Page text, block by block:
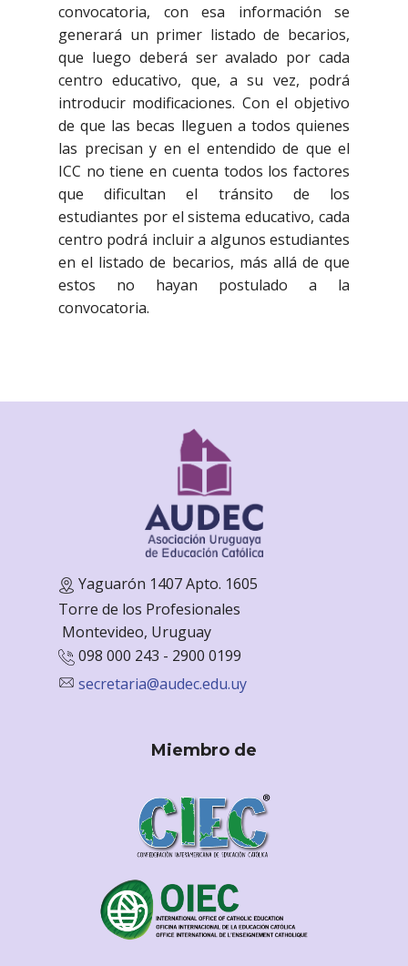
convocatoria, con esa información se
generará un primer listado de becarios,
que luego deberá ser avalado por cada
centro educativo, que, a su vez, podrá
introducir modificaciones. Con el objetivo
de que las becas lleguen a todos quienes
las precisan y en el entendido de que el
ICC no tiene en cuenta todos los factores
que dificultan el tránsito de los
estudiantes por el sistema educativo, cada
centro podrá incluir a algunos estudiantes
en el listado de becarios, más allá de que
estos no hayan postulado a la
convocatoria.
Yaguarón 1407 Apto. 1605
Torre de los Profesionales
Montevideo, Uruguay
098 000 243 - 2900 0199
secretaria@audec.edu.uy
Miembro de